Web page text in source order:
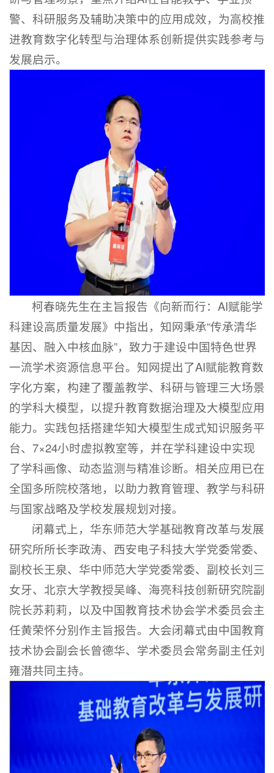
警、科研服务及辅助决策中的应用成效，为高校推
进教育数字化转型与治理体系创新提供实践参考与
发展启示。
柯春晓先生在主旨报告《向新而行：AI赋能学
科建设高质量发展》中指出，知网秉承“传承清华
基因、融入中核血脉”，致力于建设中国特色世界
一流学术资源信息平台。知网提出了AI赋能教育数
字化方案，构建了覆盖教学、科研与管理三大场景
的学科大模型，以提升教育数据治理及大模型应用
能力。实践包括搭建华知大模型生成式知识服务平
台、7×24小时虚拟教室等，并在学科建设中实现
了学科画像、动态监测与精准诊断。相关应用已在
全国多所院校落地，以助力教育管理、教学与科研
与国家战略及学校发展规划对接。
闭幕式上，华东师范大学基础教育改革与发展
研究所所长李政涛、西安电子科技大学党委常委、
副校长王泉、华中师范大学党委常委、副校长刘三
女牙、北京大学教授吴峰、海亮科技创新研究院副
院长苏莉莉，以及中国教育技术协会学术委员会主
任黄荣怀分别作主旨报告。大会闭幕式由中国教育
技术协会副会长曾德华、学术委员会常务副主任刘
雍潜共同主持。